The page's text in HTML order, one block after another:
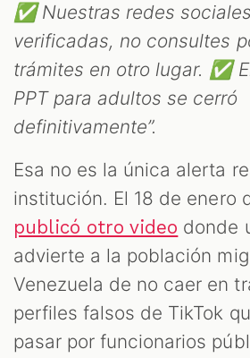
✅ Nuestras redes
verificadas, no consultes
trámites en otro lugar. ✅
PPT para adultos se cerró
definitivamente”.
Esa no es la única alerta
institución. El 18 de enero
publicó otro video donde
advierte a la población
Venezuela de no caer en
perfiles falsos de TikTok
pasar por funcionarios